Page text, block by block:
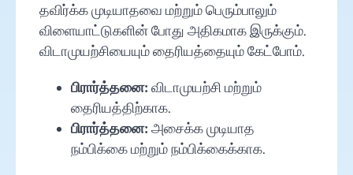
தவிர்க்க முடியாதவை மற்றும் பெரும்பாலும்
விளையாட்டுகளின் போது அதிகமாக இருக்கும்.
விடாமுயற்சியையும் தைரியத்தையும் கேட்போம்.
பிரார்த்தனை: விடாமுயற்சி மற்றும்
தைரியத்திற்காக.
பிரார்த்தனை: அசைக்க முடியாத
நம்பிக்கை மற்றும் நம்பிக்கைக்காக.